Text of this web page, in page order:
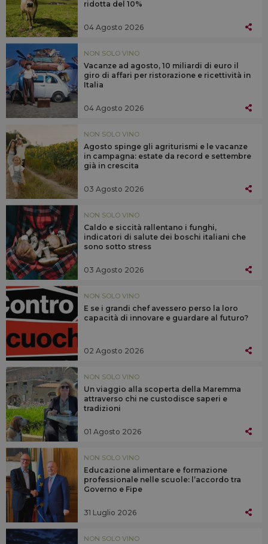
ridotta del 10%
04 Agosto 2026
NON SOLO VINO
Vacanze ad agosto, 10 miliardi di euro il
giro di affari per ristorazione e ricettività in
Italia
04 Agosto 2026
NON SOLO VINO
Agosto spinge gli agriturismi e le vacanze
in campagna: estate da record e settembre
già in crescita
03 Agosto 2026
NON SOLO VINO
Caldo e siccità rallentano i funghi,
indicatori di salute dei boschi italiani che
sono sotto stress
03 Agosto 2026
NON SOLO VINO
E se i grandi chef avessero perso la loro
capacità di innovare e guardare al futuro?
02 Agosto 2026
NON SOLO VINO
Un viaggio alla scoperta della Maremma
attraverso chi ne custodisce saperi e
tradizioni
01 Agosto 2026
NON SOLO VINO
Educazione alimentare e formazione
professionale nelle scuole: l’accordo tra
Governo e Fipe
31 Luglio 2026
NON SOLO VINO